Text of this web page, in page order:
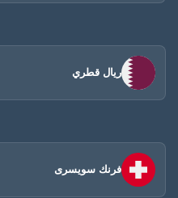
ريال قطري
فرنك سويسرى